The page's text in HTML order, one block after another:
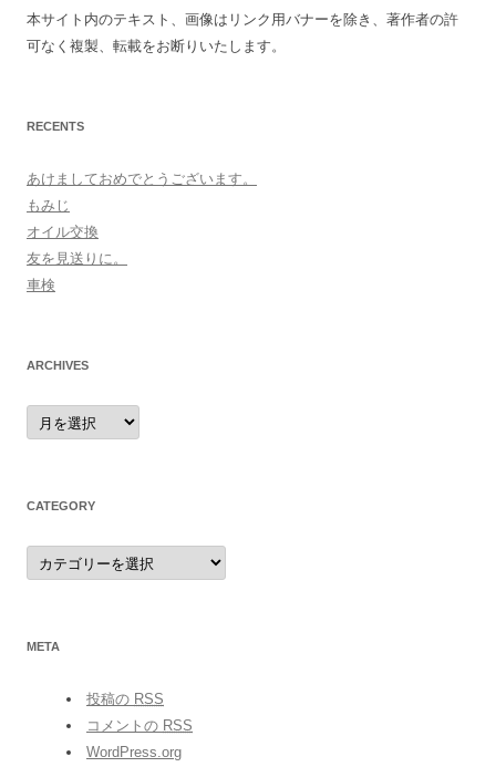
本サイト内のテキスト、画像はリンク用バナーを除き、著作者の許
可なく複製、転載をお断りいたします。
RECENTS
あけましておめでとうございます。
もみじ
オイル交換
友を見送りに。
車検
ARCHIVES
archives
CATEGORY
category
META
投稿の RSS
コメントの RSS
WordPress.org